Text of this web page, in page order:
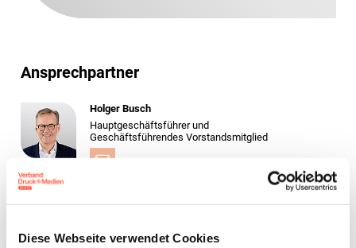
Diese Webseite verwendet Cookies
Ansprechpartner
Holger Busch
Hauptgeschäftsführer und
Geschäftsführendes Vorstandsmitglied
Yvonne Fuchs
Fachanwältin für Arbeitsrecht